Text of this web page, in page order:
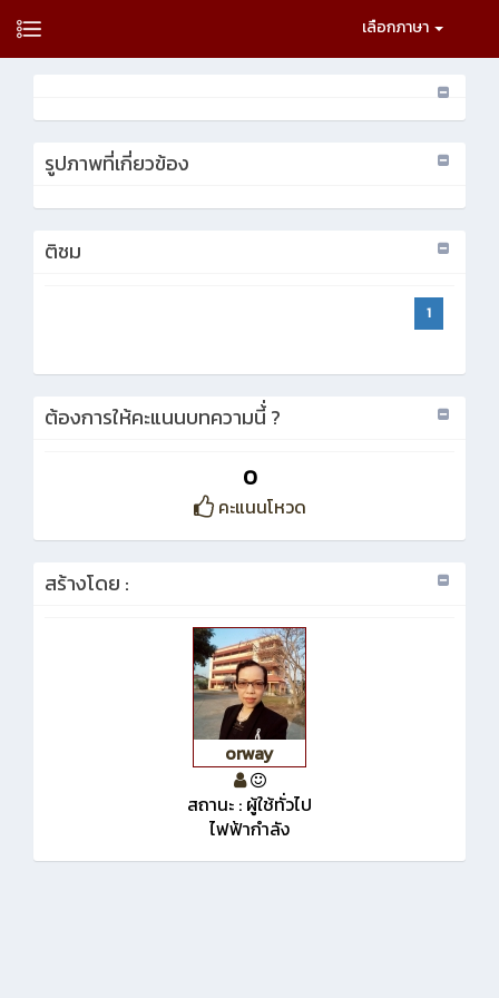
เลือกภาษา
รูปภาพที่เกี่ยวข้อง
ติชม
1
ต้องการให้คะแนนบทความนี้่ ?
0
คะแนนโหวด
สร้างโดย :
orway
สถานะ : ผู้ใช้ทั่วไป
ไฟฟ้ากำลัง